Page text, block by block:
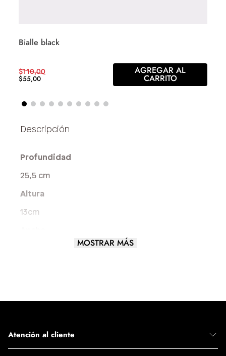
Bialle black
$110,00
$55,00
AGREGAR AL
CARRITO
Profundidad
25,5 cm
Altura
13cm
Tamaño del Bolso
MOSTRAR MÁS
Atención al cliente